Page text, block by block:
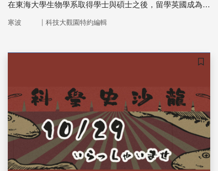
在東海大學生物學系取得學士與碩士之後，留學英國成為倫
物館，在博物館的日常工作以外，也埋首於化石研究，替臺
寒波 ｜ 科技大觀園特約編輯
儲存